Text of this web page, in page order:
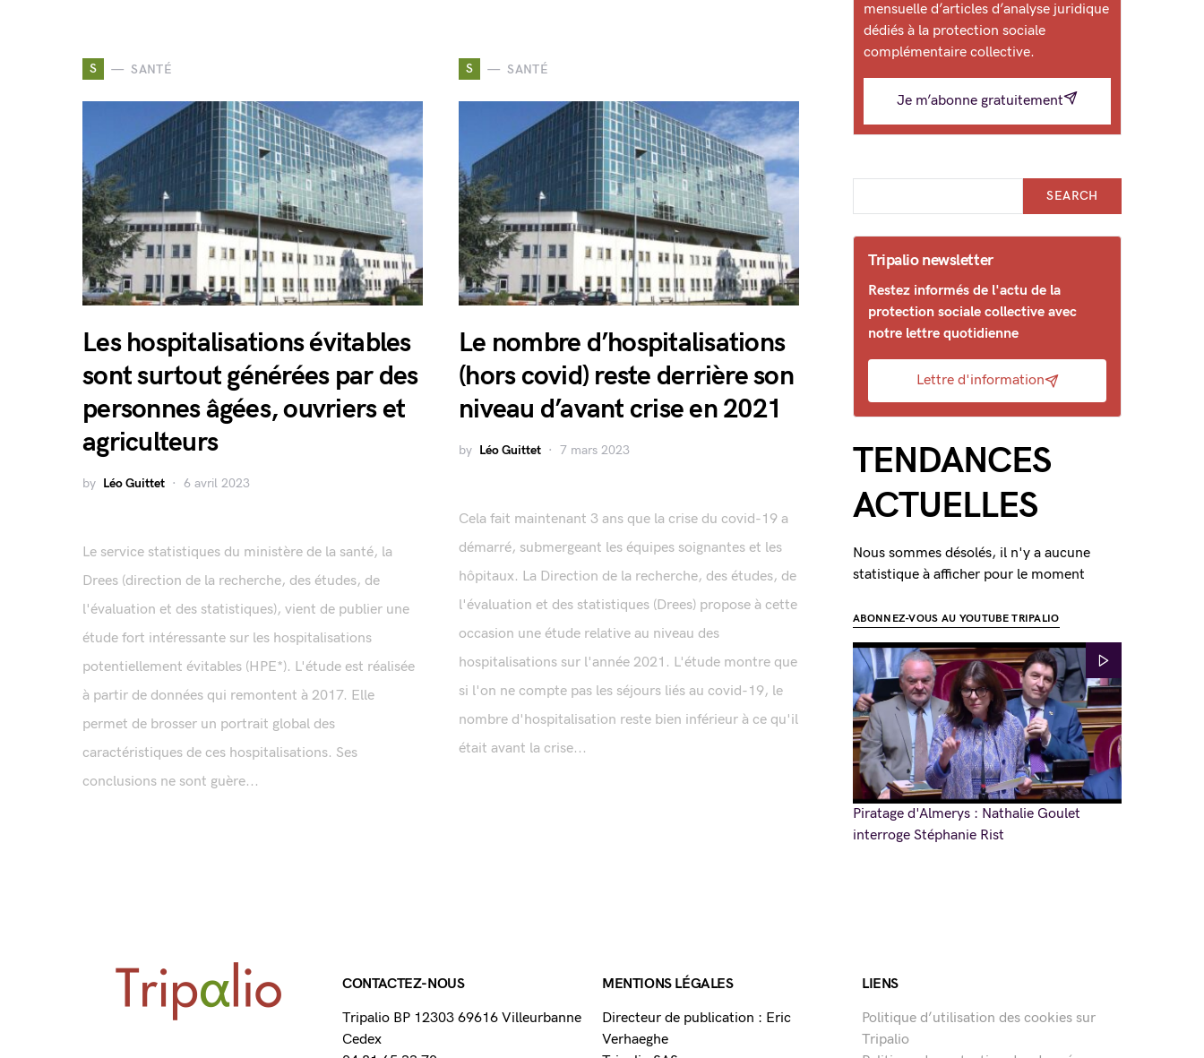
S SANTÉ
Les hospitalisations évitables
sont surtout générées par des
personnes âgées, ouvriers et
agriculteurs
by Léo Guittet 6 avril 2023
Le service statistiques du ministère de la santé, la
Drees (direction de la recherche, des études, de
l'évaluation et des statistiques), vient de publier une
étude fort intéressante sur les hospitalisations
potentiellement évitables (HPE*). L'étude est réalisée
à partir de données qui remontent à 2017. Elle
permet de brosser un portrait global des
caractéristiques de ces hospitalisations. Ses
conclusions ne sont guère...
S SANTÉ
Le nombre d’hospitalisations
(hors covid) reste derrière son
niveau d’avant crise en 2021
by Léo Guittet 7 mars 2023
Cela fait maintenant 3 ans que la crise du covid-19 a
démarré, submergeant les équipes soignantes et les
hôpitaux. La Direction de la recherche, des études, de
l'évaluation et des statistiques (Drees) propose à cette
occasion une étude relative au niveau des
hospitalisations sur l'année 2021. L'étude montre que
si l'on ne compte pas les séjours liés au covid-19, le
nombre d'hospitalisation reste bien inférieur à ce qu'il
était avant la crise...
mensuelle d’articles d’analyse juridique
dédiés à la protection sociale
complémentaire collective.
Je m’abonne gratuitement
SEARCH
Tripalio newsletter
Restez informés de l'actu de la
protection sociale collective avec
notre lettre quotidienne
Lettre d'information
TENDANCES
ACTUELLES
Nous sommes désolés, il n'y a aucune
statistique à afficher pour le moment
ABONNEZ-VOUS AU YOUTUBE TRIPALIO
Piratage d'Almerys : Nathalie Goulet
interroge Stéphanie Rist
CONTACTEZ-NOUS
Tripalio BP 12303 69616 Villeurbanne
Cedex
MENTIONS LÉGALES
Directeur de publication : Eric
Verhaeghe
LIENS
Politique d’utilisation des cookies sur
Tripalio